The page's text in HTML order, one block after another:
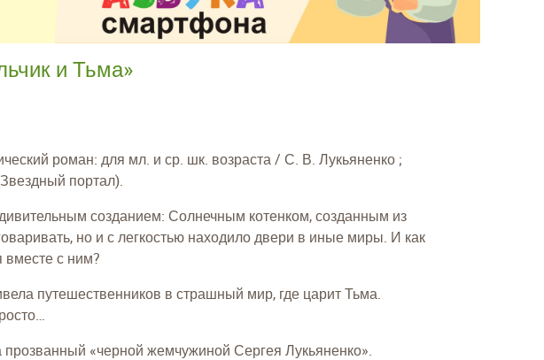
и Тьма»
роман: для мл. и ср. шк. возраста / С. В. Лукьяненко ;
портал).
созданием: Солнечным котенком, созданным из
но и с легкостью находило двери в иные миры. И как
вместе с ним?
путешественников в страшный мир, где царит Тьма.
«черной жемчужиной Сергея Лукьяненко».